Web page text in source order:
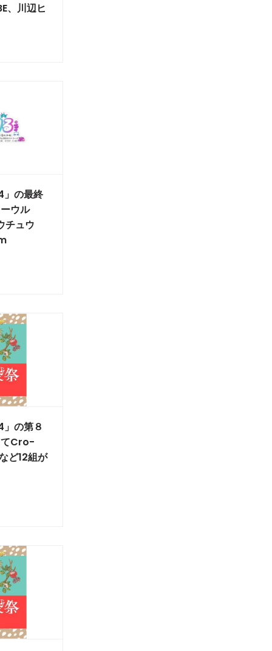
、川辺ヒ
」の最終
ウル
チュウ
の第８
てCro-
ど12組が